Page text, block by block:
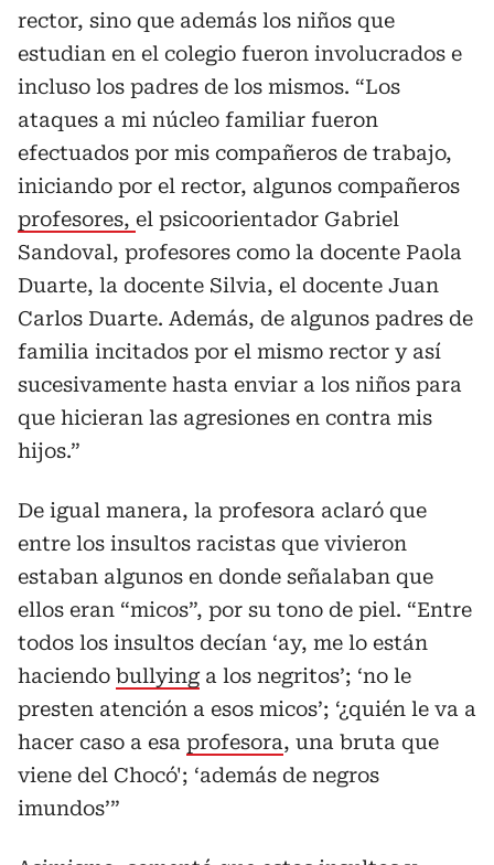
rector, sino que además los niños que
estudian en el colegio fueron involucrados e
incluso los padres de los mismos. “Los
ataques a mi núcleo familiar fueron
efectuados por mis compañeros de trabajo,
iniciando por el rector, algunos compañeros
profesores, el psicoorientador Gabriel
Sandoval, profesores como la docente Paola
Duarte, la docente Silvia, el docente Juan
Carlos Duarte. Además, de algunos padres de
familia incitados por el mismo rector y así
sucesivamente hasta enviar a los niños para
que hicieran las agresiones en contra mis
hijos.”
De igual manera, la profesora aclaró que
entre los insultos racistas que vivieron
estaban algunos en donde señalaban que
ellos eran “micos”, por su tono de piel. “Entre
todos los insultos decían ‘ay, me lo están
haciendo bullyinga los negritos’; ‘no le
presten atención a esos micos’; ‘¿quién le va a
hacer caso a esa profesora, una bruta que
viene del Chocó'; ‘además de negros
imundos’”